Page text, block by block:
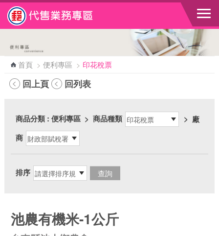
跳到主要內容區塊
首頁 > 便利專區 > 印花稅票
回上頁 回列表
商品分類: 便利專區 > 商品種類 > 廠
商
排序
池農有機米-1公斤